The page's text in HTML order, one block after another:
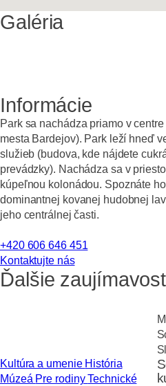
Galéria
Informácie
Park sa nachádza priamo v
mesta Bardejov). Park leží hneď
služieb (budova, kde nájdete
prevádzky). Nachádza sa v
kúpeľnou kolonádou. Spoznáte
dominantnej kovanej hudobnej
jeho centrálnej časti.
+420 606 646 451
Kontaktujte nás
Ďalšie
Kultúra a umenie História
Múzeá Pre rodinyTechnické